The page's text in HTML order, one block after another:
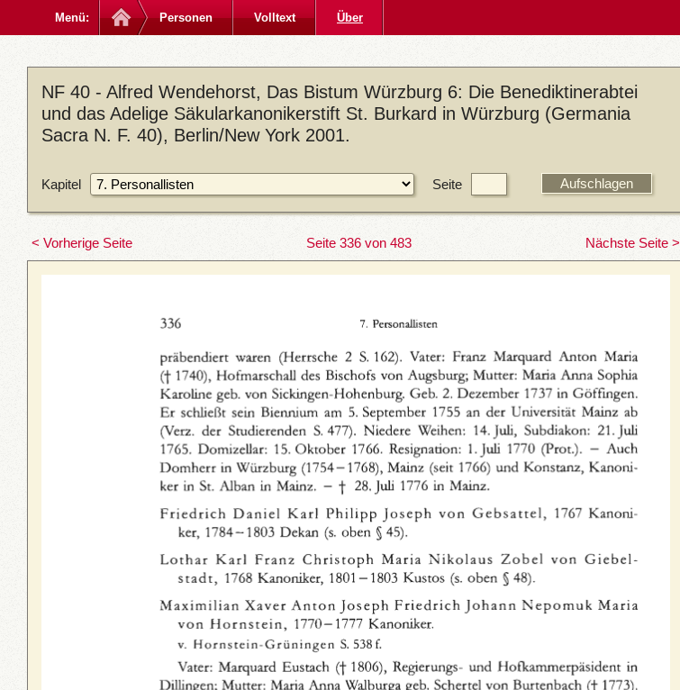
Menü: Personen Volltext Über
NF 40 - Alfred Wendehorst, Das Bistum Würzburg 6: Die Benediktinerabtei
und das Adelige Säkularkanonikerstift St. Burkard in Würzburg (Germania
Sacra N. F. 40), Berlin/New York 2001.
Kapitel Seite
< Vorherige Seite Seite 336 von 483 Nächste Seite >